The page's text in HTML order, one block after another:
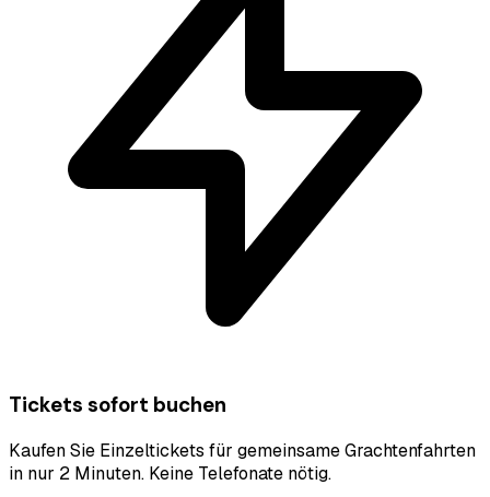
Tickets sofort buchen
Kaufen Sie Einzeltickets für gemeinsame Grachtenfahrten
in nur 2 Minuten. Keine Telefonate nötig.